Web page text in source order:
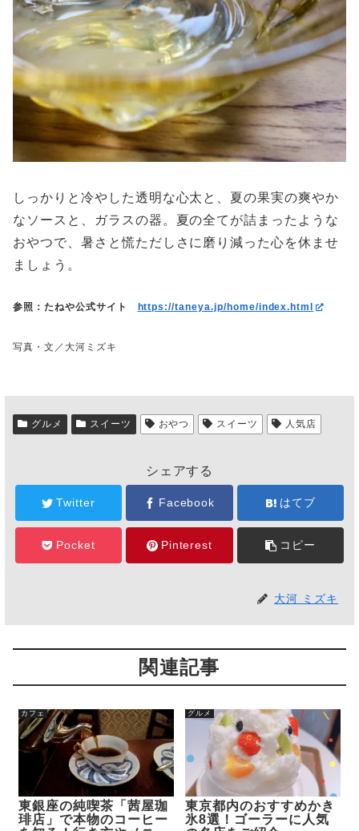
しっかりと冷やした透明な心太と、夏の果実の爽やか
なソースと、ガラスの器。夏の全てが詰まったような
おやつで、暑さと慌ただしさに磨り減った心を休ませ
ましょう。
参照：たねや公式サイト https://taneya.jp/home/index.html
写真・文／大河ミズキ
グルメ スイーツ おやつ スイーツ 人気店
シェアする
Twitter Facebook はてブ
Pocket Pinterest コピー
大河 ミズキ
関連記事
カフェ
東銀座の純喫茶「茜屋珈
琲店」で本物のコーヒー
グルメ
東京都内のおすすめかき
氷8選！ゴーラーに人気